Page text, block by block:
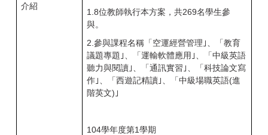
介紹
1.8位教師執行本方案，共269名學生參
與。
2.參與課程名稱「空運經營管理｣、「教育
議題專題｣、「運輸軟體應用｣、「中級英語
聽力與閱讀｣、「通訊實習｣、「科技論文寫
作｣、「西遊記精讀｣、「中級場職英語(進
階英文)｣
104學年度第1學期